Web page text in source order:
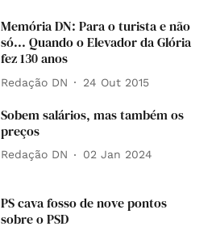
Memória DN: Para o turista e não
só... Quando o Elevador da Glória
fez 130 anos
Redação DN 24 Out 2015
Sobem salários, mas também os
preços
Redação DN 02 Jan 2024
PS cava fosso de nove pontos
sobre o PSD